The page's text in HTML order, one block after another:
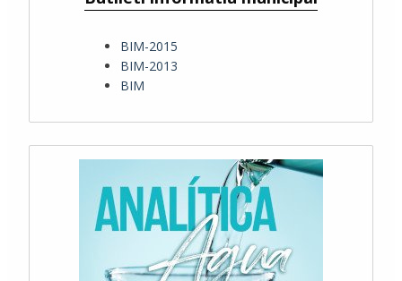
BIM-2015
BIM-2013
BIM